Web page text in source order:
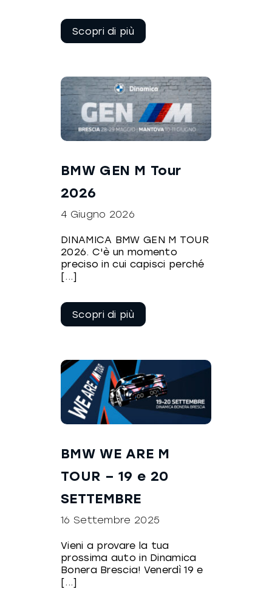
leggere
BMW GEN M Tour
2026
4 Giugno 2026
DINAMICA BMW GEN M TOUR
2026. C'è un momento
preciso in cui capisci perché
[...]
leggere
BMW WE ARE M
TOUR – 19 e 20
SETTEMBRE
16 Settembre 2025
Vieni a provare la tua
prossima auto in Dinamica
Bonera Brescia! Venerdì 19 e
[...]